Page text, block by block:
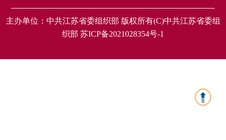
主办单位：中共江苏省委组织部 版权所有(C)中共江苏省委组
织部 苏ICP备2021028354号-1